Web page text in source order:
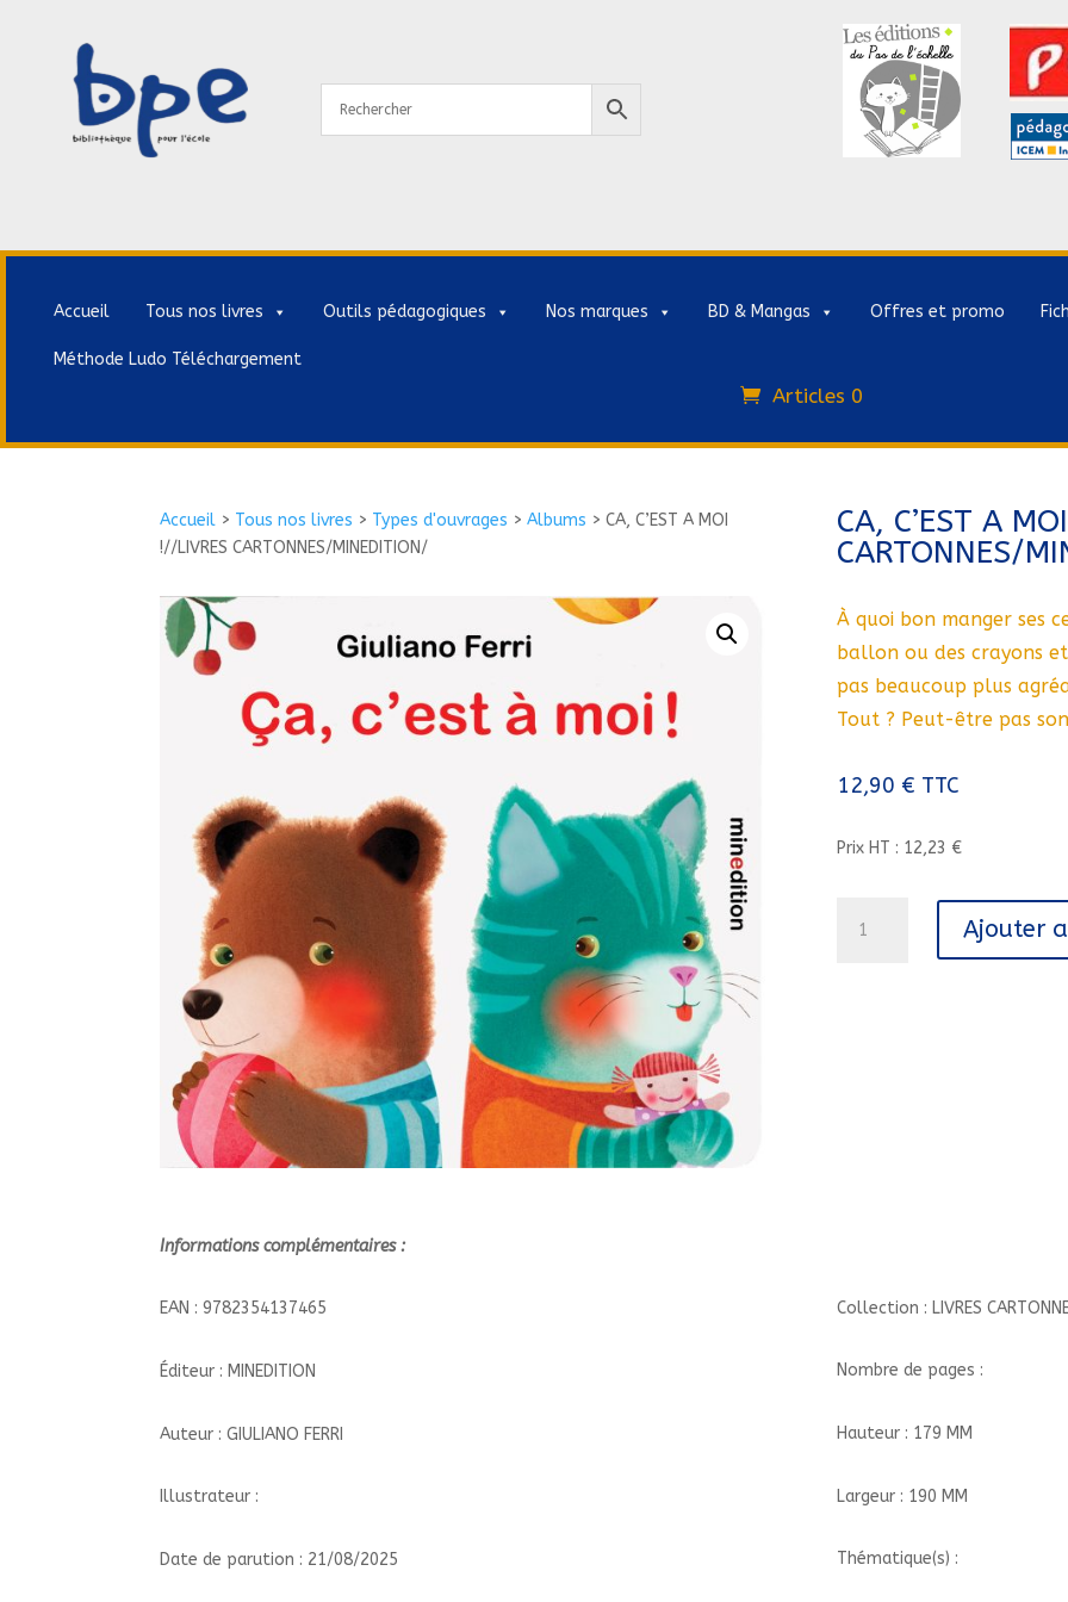
Accueil Tous nos livres Outils pédagogiques Nos marques BD & Mangas Offres et promo
Méthode Ludo Téléchargement
Articles 0
Accueil > Tous nos livres > Types d'ouvrages >Albums >CA, C’EST A MOI
!//LIVRES CARTONNES/MINEDITION/
CA, C’EST A
CARTONNES/
À quoi bon manger ses
ballon ou des crayons
pas beaucoup plus
Tout ? Peut-être pas
12,90 € TTC
Prix HT : 12,23 €
Ajouter
Informations complémentaires :
EAN : 9782354137465
Éditeur : MINEDITION
Auteur : GIULIANO FERRI
Illustrateur :
Date de parution : 21/08/2025
Collection : LIVRES
Nombre de pages :
Hauteur : 179 MM
Largeur : 190 MM
Thématique(s) :